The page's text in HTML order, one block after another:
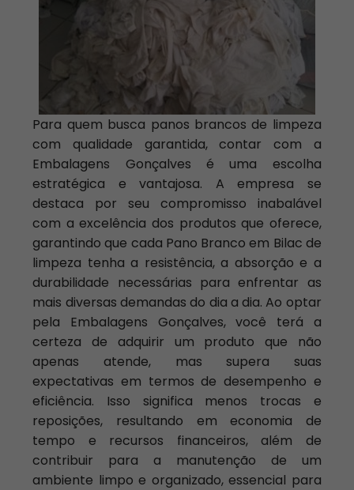
Para quem busca panos brancos de limpeza
com qualidade garantida, contar com a
Embalagens Gonçalves é uma escolha
estratégica e vantajosa. A empresa se
destaca por seu compromisso inabalável
com a excelência dos produtos que oferece,
garantindo que cada Pano Branco em Bilac de
limpeza tenha a resistência, a absorção e a
durabilidade necessárias para enfrentar as
mais diversas demandas do dia a dia. Ao optar
pela Embalagens Gonçalves, você terá a
certeza de adquirir um produto que não
apenas atende, mas supera suas
expectativas em termos de desempenho e
eficiência. Isso significa menos trocas e
reposições, resultando em economia de
tempo e recursos financeiros, além de
contribuir para a manutenção de um
ambiente limpo e organizado, essencial para